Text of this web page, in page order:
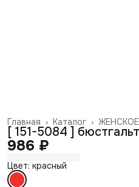
ЖЕНСКОЕ
Каталог ›
Главная ›
[ 151-5084 ]
986 ₽
Цвет: красный